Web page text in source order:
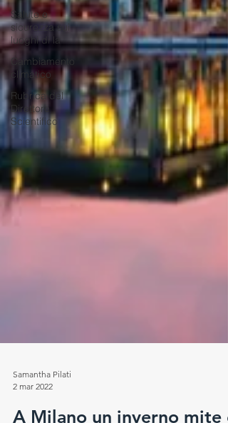
Salute e
sicurezza sui
luoghi di la
Cambiamento
climatico
Rubrica del
Direttore
Scientifico
2 mar 2022